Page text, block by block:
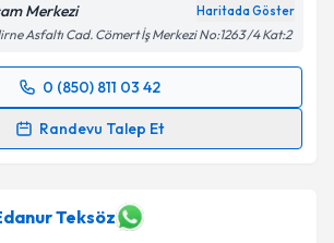
Merkezi Haritada Göster
Asfaltı Cad. Cömert İş Merkezi No:1263 /4 Kat:2
0 (850) 811 03 42
Randevu Talep Et
Talebi
e-posta ile bilgilendireceğiz.
Teksöz